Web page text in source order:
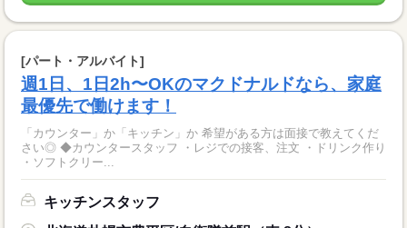
[パート・アルバイト]
週1日、1日2h〜OKのマクドナルドなら、家庭
最優先で働けます！
「カウンター」か「キッチン」か 希望がある方は面接で教えてくだ
さい◎ ◆カウンタースタッフ ・レジでの接客、注文 ・ドリンク作り
・ソフトクリー...
キッチンスタッフ